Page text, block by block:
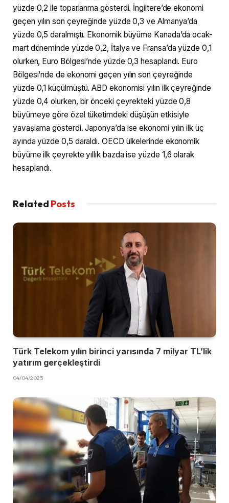
yüzde 0,2 ile toparlanma gösterdi. İngiltere’de ekonomi
geçen yılın son çeyreğinde yüzde 0,3 ve Almanya’da
yüzde 0,5 daralmıştı. Ekonomik büyüme Kanada’da ocak-
mart döneminde yüzde 0,2, İtalya ve Fransa’da yüzde 0,1
olurken, Euro Bölgesi’nde yüzde 0,3 hesaplandı. Euro
Bölgesi’nde de ekonomi geçen yılın son çeyreğinde
yüzde 0,1 küçülmüştü. ABD ekonomisi yılın ilk çeyreğinde
yüzde 0,4 olurken, bir önceki çeyrekteki yüzde 0,8
büyümeye göre özel tüketimdeki düşüşün etkisiyle
yavaşlama gösterdi. Japonya’da ise ekonomi yılın ilk üç
ayında yüzde 0,5 daraldı. OECD ülkelerinde ekonomik
büyüme ilk çeyrekte yıllık bazda ise yüzde 1,6 olarak
hesaplandı.
Related Posts
Türk Telekom yılın birinci yarısında 7 milyar TL’lik
yatırım gerçekleştirdi
04/04/2025